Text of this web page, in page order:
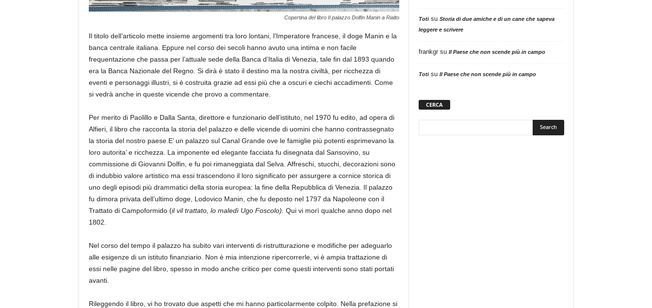
Copertina del libro Il palazzo Dolfin Manin a Rialto
Il titolo dell’articolo mette insieme argomenti tra loro lontani, l’Imperatore francese, il doge Manin e la
banca centrale italiana. Eppure nel corso dei secoli hanno avuto una intima e non facile
frequentazione che passa per l’attuale sede della Banca d’Italia di Venezia, tale fin dal 1893 quando
era la Banca Nazionale del Regno. Si dirà è stato il destino ma la nostra civiltà, per ricchezza di
eventi e personaggi illustri, si è costruita grazie ad essi più che a oscuri e ciechi accadimenti. Come
si vedrà anche in queste vicende che provo a commentare.
Per merito di Paolillo e Dalla Santa, direttore e funzionario dell’istituto, nel 1970 fu edito, ad opera di
Alfieri, il libro che racconta la storia del palazzo e delle vicende di uomini che hanno contrassegnato
la storia del nostro paese.E’ un palazzo sul Canal Grande ove le famiglie più potenti esprimevano la
loro autorita’ e ricchezza. La imponente ed elegante facciata fu disegnata dal Sansovino, su
commissione di Giovanni Dolfin, e fu poi rimaneggiata dal Selva. Affreschi, stucchi, decorazioni sono
di indubbio valore artistico ma essi trascendono il loro significato per assurgere a cornice storica di
uno degli episodi più drammatici della storia europea: la fine della Repubblica di Venezia. Il palazzo
fu dimora privata dell’ultimo doge, Lodovico Manin, che fu deposto nel 1797 da Napoleone con il
Trattato di Campoformido (il vil trattato, lo maledì Ugo Foscolo). Qui vi morì qualche anno dopo nel
1802.
Nel corso del tempo il palazzo ha subito vari interventi di ristrutturazione e modifiche per adeguarlo
alle esigenze di un istituto finanziario. Non è mia intenzione ripercorrerle, vi è ampia trattazione di
essi nelle pagine del libro, spesso in modo anche critico per come questi interventi sono stati portati
avanti.
Rileggendo il libro, vi ho trovato due aspetti che mi hanno particolarmente colpito. Nella prefazione si
Totisu Storia di due amiche e di un cane che sapeva
leggere e scrivere
frankgrsu Il Paese che non scende più in campo
Totisu Il Paese che non scende più in campo
CERCA